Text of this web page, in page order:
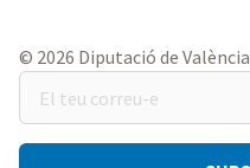
© 2026 Diputació de València
teu
correu-